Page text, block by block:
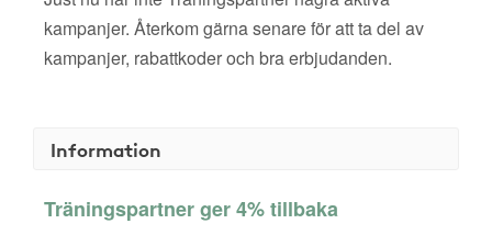
kampanjer. Återkom gärna senare för att ta del av
kampanjer, rabattkoder och bra erbjudanden.
Information
Träningspartner ger 4% tillbaka